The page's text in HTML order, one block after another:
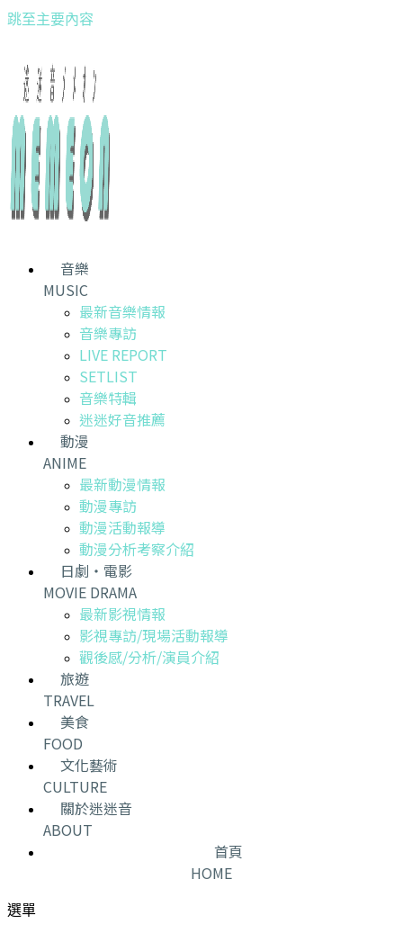
跳至主要內容
音樂
MUSIC
最新音樂情報
音樂專訪
LIVE REPORT
SETLIST
音樂特輯
迷迷好音推薦
動漫
ANIME
最新動漫情報
動漫專訪
動漫活動報導
動漫分析考察介紹
日劇・電影
MOVIE DRAMA
最新影視情報
影視專訪/現場活動報導
觀後感/分析/演員介紹
旅遊
TRAVEL
美食
FOOD
文化藝術
CULTURE
關於迷迷音
ABOUT
首頁
HOME
選單